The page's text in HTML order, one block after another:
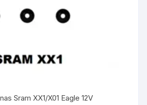
Sram XX1/X01 Eagle 12V